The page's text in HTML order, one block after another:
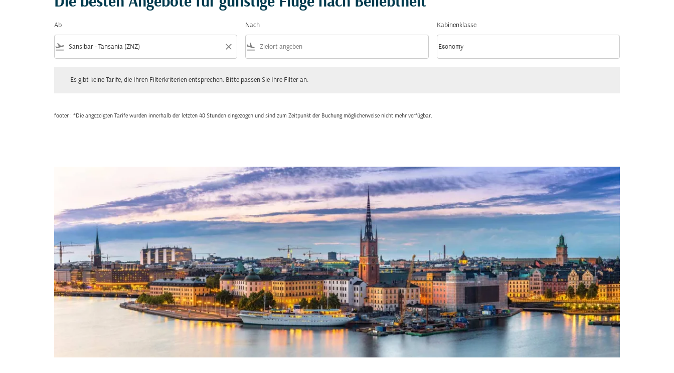
Ab
flight_takeoff close
Nach
flight_land
Kabinenklasse
Kabinenklasse option Economy Selected
Economy
keyboard_arrow_down
Es gibt keine Tarife, die Ihren Filterkriterien entsprechen. Bitte passen Sie Ihre Filter an.
footer : *Die angezeigten Tarife wurden innerhalb der letzten 48 Stunden eingezogen und sind zum Zeitpunkt der Buchung möglicherweise nicht mehr verfügbar.